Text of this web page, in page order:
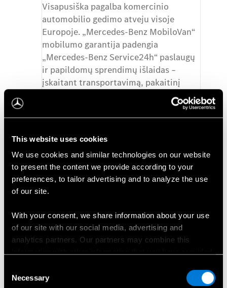
This website uses cookies
We use cookies and similar technologies on our website
to present the content we provide according to your
preferences, to tailor advertising and to analyze the use
of our site.
With your consent, we share information about your use
of our site with our social media, advertising and
analytics partners. Our partners may combine this
their services.
Selection
Necessary
Visapusiška pagalba komercinio
automobilio gedimo atveju visoje
Europoje. „Mercedes-Benz MobiloVan“
mobilumo garantija padengia
„Mercedes-Benz Service24h“ paslaugų
ir papildomų sprendimų išlaidas –
įskaitant transportavimą, pakaitinį
automobilį ir daugelį kitų paslaugų.
laikui sutikti su šiuo metu galiojančiomis „Digital Extras“ naudojimo
sąlygomis bei „Mercedes me ID“ naudojimo sąlygomis, susieti transporto
priemonę su „Mercedes-Benz“ naudotojo paskyra, sutikti, kad susietoje
transporto priemonėje būtų saugoma ir nuskaitoma informacija, reikalinga kai
Pasibaigus ribotam sutarties galiojimo laikotarpiui, „Digital Extras“ galima